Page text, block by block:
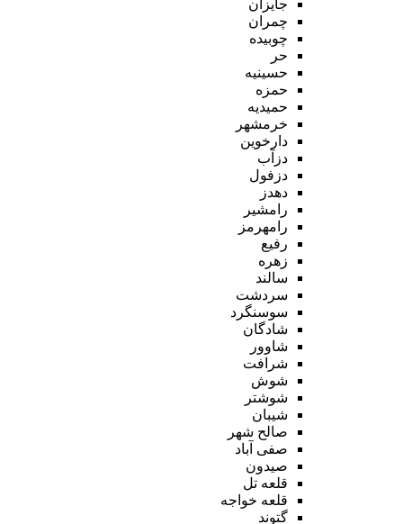
جایزان
چمران
چوبیده
حر
حسینیه
حمزه
حمیدیه
خرمشهر
دارخوین
دزآب
دزفول
دهدز
رامشیر
رامهرمز
رفیع
زهره
سالند
سردشت
سوسنگرد
شادگان
شاوور
شرافت
شوش
شوشتر
شیبان
صالح شهر
صفی آباد
صیدون
قلعه تل
قلعه خواجه
گتوند